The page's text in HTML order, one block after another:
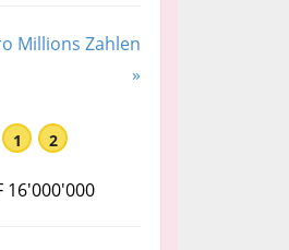
Millions Zahlen
»
1 2
16'000'000